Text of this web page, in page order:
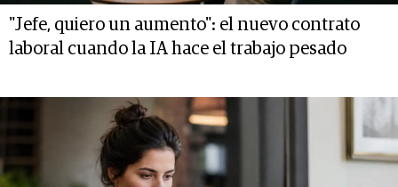
"Jefe, quiero un aumento": el nuevo contrato
laboral cuando la IA hace el trabajo pesado